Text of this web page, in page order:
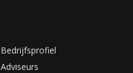
Bedrijfsprofiel
Adviseurs